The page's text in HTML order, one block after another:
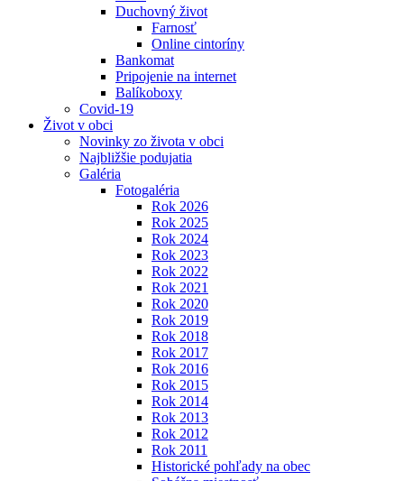
Duchovný život
Farnosť
Online cintoríny
Bankomat
Pripojenie na internet
Balíkoboxy
Covid-19
Život v obci
Novinky zo života v obci
Najbližšie podujatia
Galéria
Fotogaléria
Rok 2026
Rok 2025
Rok 2024
Rok 2023
Rok 2022
Rok 2021
Rok 2020
Rok 2019
Rok 2018
Rok 2017
Rok 2016
Rok 2015
Rok 2014
Rok 2013
Rok 2012
Rok 2011
Historické pohľady na obec